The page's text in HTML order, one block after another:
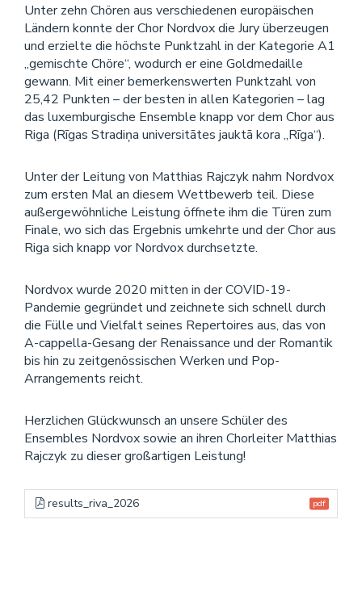
Unter zehn Chören aus verschiedenen europäischen
Ländern konnte der Chor Nordvox die Jury überzeugen
und erzielte die höchste Punktzahl in der Kategorie A1
„gemischte Chöre“, wodurch er eine Goldmedaille
gewann. Mit einer bemerkenswerten Punktzahl von
25,42 Punkten – der besten in allen Kategorien – lag
das luxemburgische Ensemble knapp vor dem Chor aus
Riga (Rīgas Stradiņa universitātes jauktā kora „Rīga“).
Unter der Leitung von Matthias Rajczyk nahm Nordvox
zum ersten Mal an diesem Wettbewerb teil. Diese
außergewöhnliche Leistung öffnete ihm die Türen zum
Finale, wo sich das Ergebnis umkehrte und der Chor aus
Riga sich knapp vor Nordvox durchsetzte.
Nordvox wurde 2020 mitten in der COVID-19-
Pandemie gegründet und zeichnete sich schnell durch
die Fülle und Vielfalt seines Repertoires aus, das von
A-cappella-Gesang der Renaissance und der Romantik
bis hin zu zeitgenössischen Werken und Pop-
Arrangements reicht.
Herzlichen Glückwunsch an unsere Schüler des
Ensembles Nordvox sowie an ihren Chorleiter Matthias
Rajczyk zu dieser großartigen Leistung!
pdf
results_riva_2026